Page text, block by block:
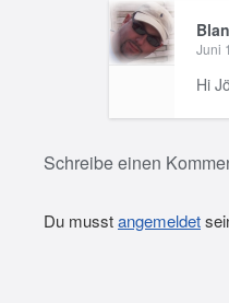
Juni
Hi
Schreibe einen
Du musstangemeldet